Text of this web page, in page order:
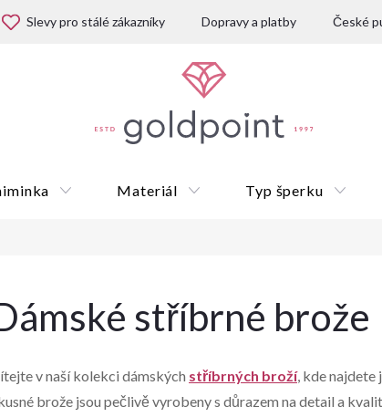
Slevy pro stálé zákazníky Dopravy a platby České
Materiál Typ šperku
stříbrné brože
v naší kolekci dámských stříbrných broží, kde najdete
brože jsou pečlivě vyrobeny s důrazem na detail a